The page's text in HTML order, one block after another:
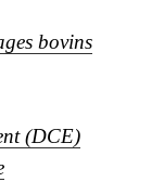
bovins
(DCE)